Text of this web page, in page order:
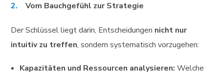
Vom Bauchgefühl zur Strategie
Der Schlüssel liegt darin, Entscheidungen nicht nur
intuitiv zu treffen, sondern systematisch vorzugehen:
Kapazitäten und Ressourcen analysieren: Welche